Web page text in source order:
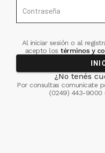
Contraseña
Al iniciar sesión o al
acepto los términos y
¿No tenés
Por consultas comunicate
(0249) 443-9000